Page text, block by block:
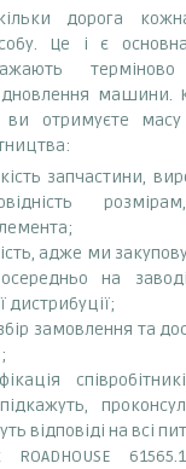
дорога
Це і є
машини.
отримуєте масу
запчастини,
адже ми
на
дистрибуції;
замовлення та
підкажуть,
відповіді на всі
ROADHOUSE